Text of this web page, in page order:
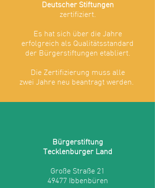
Deutscher Stiftungen
zertifiziert.
Es hat sich über die Jahre
erfolgreich als Qualitätsstandard
der Bürgerstiftungen etabliert.
Die Zertifizierung muss alle
zwei Jahre neu beantragt werden.
Bürgerstiftung
Tecklenburger Land
Große Straße 21
49477 Ibbenbüren